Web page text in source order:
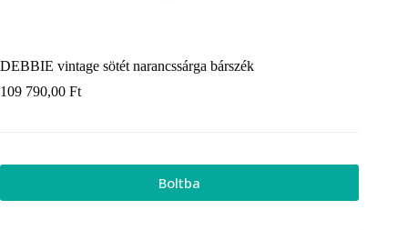
DEBBIE vintage sötét narancssárga bárszék
109 790,00 Ft
Boltba